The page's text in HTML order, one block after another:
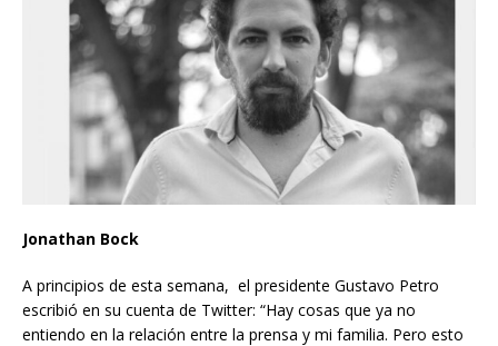
Jonathan Bock
A principios de esta semana, el presidente Gustavo Petro
escribió en su cuenta de Twitter: “Hay cosas que ya no
entiendo en la relación entre la prensa y mi familia. Pero esto